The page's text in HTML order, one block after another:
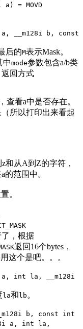
= MOVD
a, __m128i b, const
后的M表示Mask。
中mode参数包含a/b类
回方式
查看a中是否存在。
所以打印出来看起
和从A到Z的字符，
的范围中。
。
了，根据
返回16个bytes，
这个是吧。。。
a, int la, __m128i
la和lb 。
b, const int
a, int la,